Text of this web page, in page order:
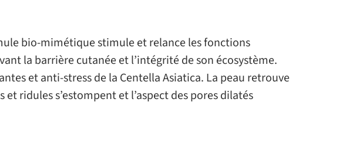
bio-mimétique stimule et relance les fonctions
la barrière cutanée et l’intégrité de son écosystème.
et anti-stress de la Centella Asiatica. La peau retrouve
ridules s’estompent et l’aspect des pores dilatés